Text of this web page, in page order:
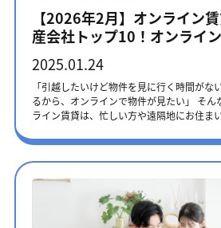
めましょう。ここでは、必要な手続きの詳
めのポイントを解説します。 各種住所変更手続き 住所変更の手続き
は、必要書類や手続き先が多岐にわたりま
のを上から順番に行うと、次の手続きに必
です。 ・市区町村での住民票の移動 転出届は引越しの14日前から提
出できます。マイナンバーカードを持って
の申請も可能です。新たな居住地で提出す
日以内に手続きが必要です。こちらはオン
保険に加入している場合は、保険証の切り
きるだけ早めに済ませておくのがおすすめ
の運転免許証と新住所が確認できる書類（
書など）が必要です。 ・銀行やクレジットカードの住所変更 住所変
が不動産会社に対して広告費を支払わなけれ
産会社は、広告費で収益を得られているた
動産会社は、以下の通りです。 （2026年2月調査） ランキング不
円or33,000円第4位0円or家賃の0.5ヶ月分
円 それぞれの不動産会社の特徴や、仲介手数料について見ていき
ましょう。 第1位 テレルーム 株式会社テレルームは、日本全国の
物件を取り扱う不動産会社です。 仲介手数料が無料となる物件も取
いえます。 またオンライン対応やライフラインなどの手配も行って
いるため、入居者の引っ越しもスムーズです。 SUUMOやア
ーム、LIFULL HOME'Sに掲載されている
第2位 ハウスコム ハウスコムは、全国197店舗を展開する大手不動
【2026年2月】オンライン
産会社トップ10！オンライ
選び方を紹介
2025.01.24
「引越したいけど物件を見に行く時間がない」 「遠隔地に住ん
るから、オンラインで物件が見たい」 そんな希望に対応できるオン
ライン賃貸は、忙しい方や遠隔地にお住ま
なります。選び方次第で、仲介手数料など
も可能です。 この記事では、オンライン賃貸に強い不動産会社10
ない賃貸物件探しをしたい方は、ぜひ参考
ライン対応できるおすすめ不動産会社ランキング ランキング
会社特徴第1位・完全オンライン対応・仲